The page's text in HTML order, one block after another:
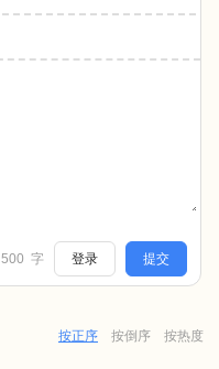
500 字 登录 提交
按正序 按倒序 按热度